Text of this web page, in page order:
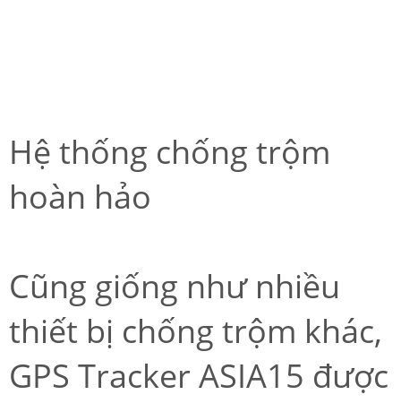
Hệ thống chống trộm
hoàn hảo
Cũng giống như nhiều
thiết bị chống trộm khác,
GPS Tracker ASIA15 được